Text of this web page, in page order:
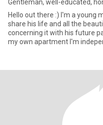
Gentleman, well-educated,
Hello out there :) I'm a young
share his life and all the
concerning it with his future
my own apartment I'm